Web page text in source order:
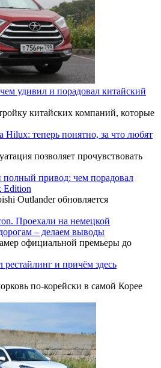
удивил и порадовал китайский
китайских компаний, которые
Hilux: теперь понятно, за что любят
позволяет прочувствовать
полный привод: чем порадовал
Edition
Outlander обновляется
Проехали на немецкой
– делаем выводы
официальной премьеры до
и причём здесь
по-корейски в самой Корее